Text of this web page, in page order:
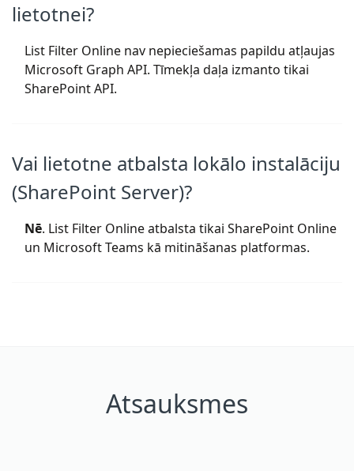
lietotnei?
List Filter Online nav nepieciešamas papildu atļaujas
Microsoft Graph API. Tīmekļa daļa izmanto tikai
SharePoint API.
Vai lietotne atbalsta lokālo instalāciju
(SharePoint Server)?
Nē. List Filter Online atbalsta tikai SharePoint Online
un Microsoft Teams kā mitināšanas platformas.
Atsauksmes